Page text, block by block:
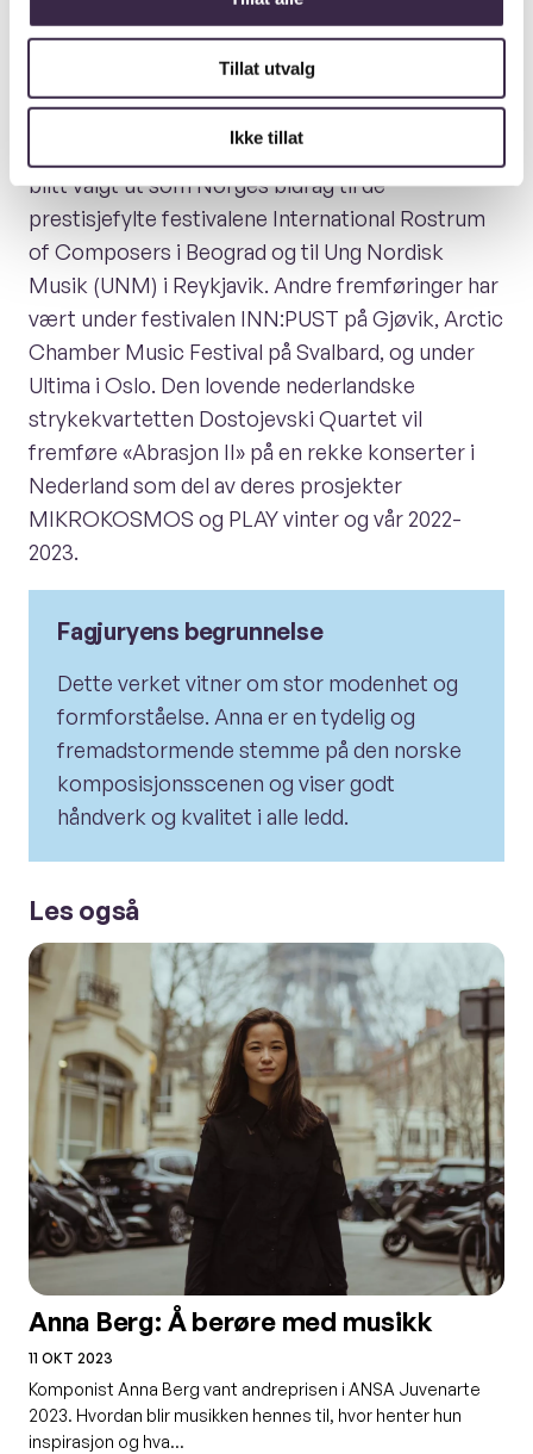
Tillat utvalg
Ikke tillat
musikerne Edvard Erdal, Guro Kleven Hagen,
Eivind Ringstad og Amalie Stalheim under Norsjø
Kammermusikkfest i mai 2021. Siden har verket
blitt valgt ut som Norges bidrag til de
prestisjefylte festivalene International Rostrum
of Composers i Beograd og til Ung Nordisk
Musik (UNM) i Reykjavik. Andre fremføringer har
vært under festivalen INN:PUST på Gjøvik, Arctic
Chamber Music Festival på Svalbard, og under
Ultima i Oslo. Den lovende nederlandske
strykekvartetten Dostojevski Quartet vil
fremføre «Abrasjon II» på en rekke konserter i
Nederland som del av deres prosjekter
MIKROKOSMOS og PLAY vinter og vår 2022-
2023.
Fagjuryens begrunnelse
Dette verket vitner om stor modenhet og
formforståelse. Anna er en tydelig og
fremadstormende stemme på den norske
komposisjonsscenen og viser godt
håndverk og kvalitet i alle ledd.
Les også
Anna Berg: Å berøre med musikk
11 OKT 2023
Komponist Anna Berg vant andreprisen i ANSA Juvenarte
2023. Hvordan blir musikken hennes til, hvor henter hun
inspirasjon og hva…